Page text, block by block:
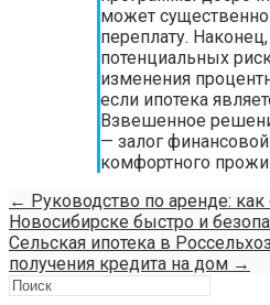
может
переплату.
потенциальных
изменения
если ипотека
Взвешенное
— залог
комфортного
← Руководство по аренде: как
Новосибирске быстро и
Сельская ипотека в
получения кредита на дом →